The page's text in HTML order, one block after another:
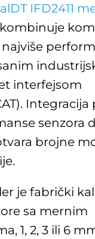
IFD2411
kombinuje
interfejsom
Integracija
senzora
brojne
je fabrički
sa mernim
1, 2, 3 ili 6